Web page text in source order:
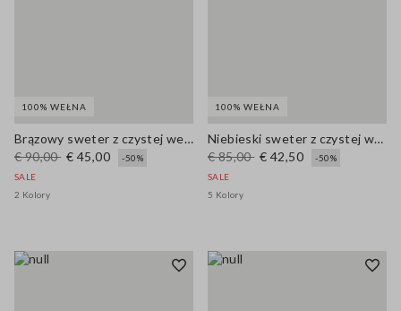
100% WEŁNA
Brązowy sweter z czystej wełny, regularny krój z kołnierzem polo
€ 90,00 € 45,00
-50%
SALE
2 Kolory
100% WEŁNA
Niebieski sweter z czystej wełny w luźnym kroju
€ 85,00 € 42,50
-50%
SALE
5 Kolory